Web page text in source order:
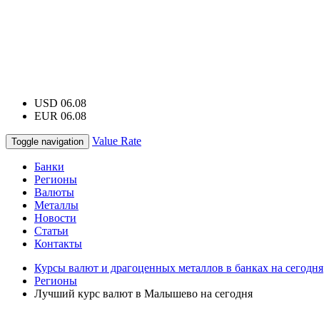
USD 06.08
EUR 06.08
Toggle navigation Value Rate
Банки
Регионы
Валюты
Металлы
Новости
Статьи
Контакты
Курсы валют и драгоценных металлов в банках на сегодня
Регионы
Лучший курс валют в Малышево на сегодня